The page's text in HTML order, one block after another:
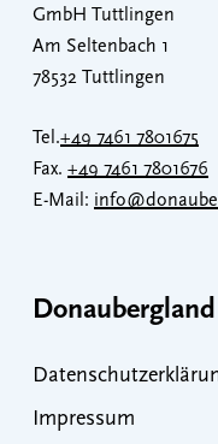
GmbH Tuttlingen
Am Seltenbach 1
78532 Tuttlingen
Tel.+49 7461 7801675
Fax. +49 7461 7801676
E-Mail:
Donaubergland
Impressum